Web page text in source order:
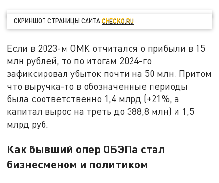
СКРИНШОТ СТРАНИЦЫ САЙТАCHECKO.RU
Если в 2023-м ОМК отчитался о прибыли в 15
млн рублей, то по итогам 2024-го
зафиксировал убыток почти на 50 млн. Притом
что выручка-то в обозначенные периоды
была соответственно 1,4 млрд (+21%, а
капитал вырос на треть до 388,8 млн) и 1,5
млрд руб.
Как бывший опер ОБЭПа стал
бизнесменом и политиком